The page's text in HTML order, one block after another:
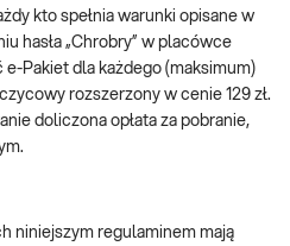
kto spełnia warunki opisane w
hasła „Chrobry” w placówce
e-Pakiet dla każdego (maksimum)
rozszerzony w cenie 129 zł.
doliczona opłata za pobranie,
niniejszym regulaminem mają